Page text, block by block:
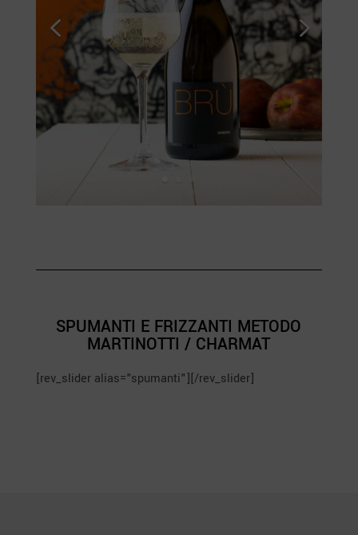
SPUMANTI E FRIZZANTI METODO
MARTINOTTI / CHARMAT
[rev_slider alias="spumanti"][/rev_slider]